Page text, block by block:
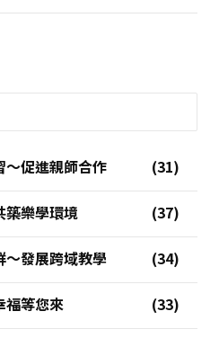
促進親師合作
築樂學環境
發展跨域教學
福等您來